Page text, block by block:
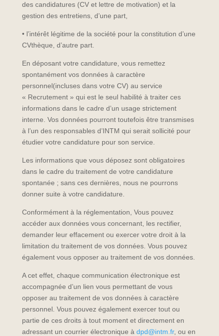
des candidatures (CV et lettre de motivation) et la
gestion des entretiens, d’une part,
• l’intérêt légitime de la société pour la constitution d’une
CVthèque, d’autre part.
En déposant votre candidature, vous remettez
spontanément vos données à caractère
personnel(incluses dans votre CV) au service
« Recrutement » qui est le seul habilité à traiter ces
informations dans le cadre d’un usage strictement
interne. Vos données pourront toutefois être transmises
à l’un des responsables d’INTM qui serait sollicité pour
étudier votre candidature pour son service.
Les informations que vous déposez sont obligatoires
dans le cadre du traitement de votre candidature
spontanée ; sans ces dernières, nous ne pourrons
donner suite à votre candidature.
Conformément à la réglementation, Vous pouvez
accéder aux données vous concernant, les rectifier,
demander leur effacement ou exercer votre droit à la
limitation du traitement de vos données. Vous pouvez
également vous opposer au traitement de vos données.
A cet effet, chaque communication électronique est
accompagnée d’un lien vous permettant de vous
opposer au traitement de vos données à caractère
personnel. Vous pouvez également exercer tout ou
partie de ces droits à tout moment et directement en
adressant un courrier électronique à dpd@intm.fr, ou en